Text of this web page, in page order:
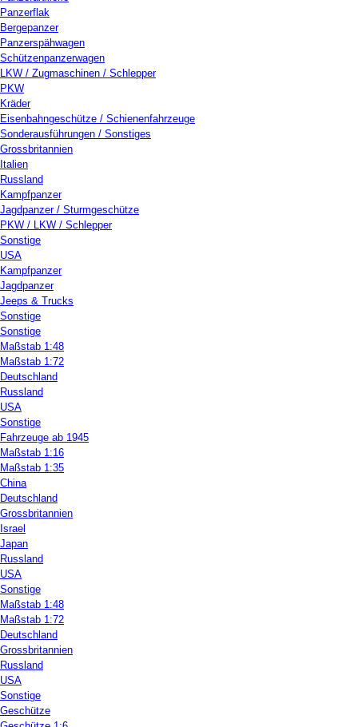
Panzerflak
Bergepanzer
Panzerspähwagen
Schützenpanzerwagen
LKW / Zugmaschinen / Schlepper
PKW
Kräder
Eisenbahngeschütze / Schienenfahrzeuge
Sonderausführungen / Sonstiges
Grossbritannien
Italien
Russland
Kampfpanzer
Jagdpanzer / Sturmgeschütze
PKW / LKW / Schlepper
Sonstige
USA
Kampfpanzer
Jagdpanzer
Jeeps & Trucks
Sonstige
Sonstige
Maßstab 1:48
Maßstab 1:72
Deutschland
Russland
USA
Sonstige
Fahrzeuge ab 1945
Maßstab 1:16
Maßstab 1:35
China
Deutschland
Grossbritannien
Israel
Japan
Russland
USA
Sonstige
Maßstab 1:48
Maßstab 1:72
Deutschland
Grossbritannien
Russland
USA
Sonstige
Geschütze